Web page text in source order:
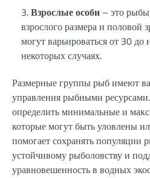
Взрослые особи – это
взрослого размера и половой
могут варьироваться от 30 до
некоторых случаях.
Размерные группы рыб имеют
управления рыбными
определить минимальные и
которые могут быть уловлены
помогает сохранять популяции
устойчивому рыболовству и
уравновешенность в водных